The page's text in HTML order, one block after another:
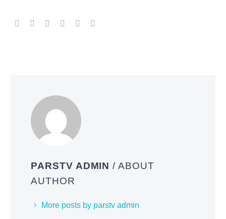
PARSTV ADMIN/ ABOUT
AUTHOR
More posts by parstv admin